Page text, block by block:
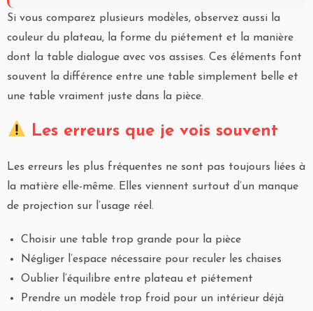
Si vous comparez plusieurs modèles, observez aussi la
couleur du plateau, la forme du piétement et la manière
dont la table dialogue avec vos assises. Ces éléments font
souvent la différence entre une table simplement belle et
une table vraiment juste dans la pièce.
Les erreurs que je vois souvent
Les erreurs les plus fréquentes ne sont pas toujours liées à
la matière elle-même. Elles viennent surtout d’un manque
de projection sur l’usage réel.
Choisir une table trop grande pour la pièce
Négliger l’espace nécessaire pour reculer les chaises
Oublier l’équilibre entre plateau et piétement
Prendre un modèle trop froid pour un intérieur déjà